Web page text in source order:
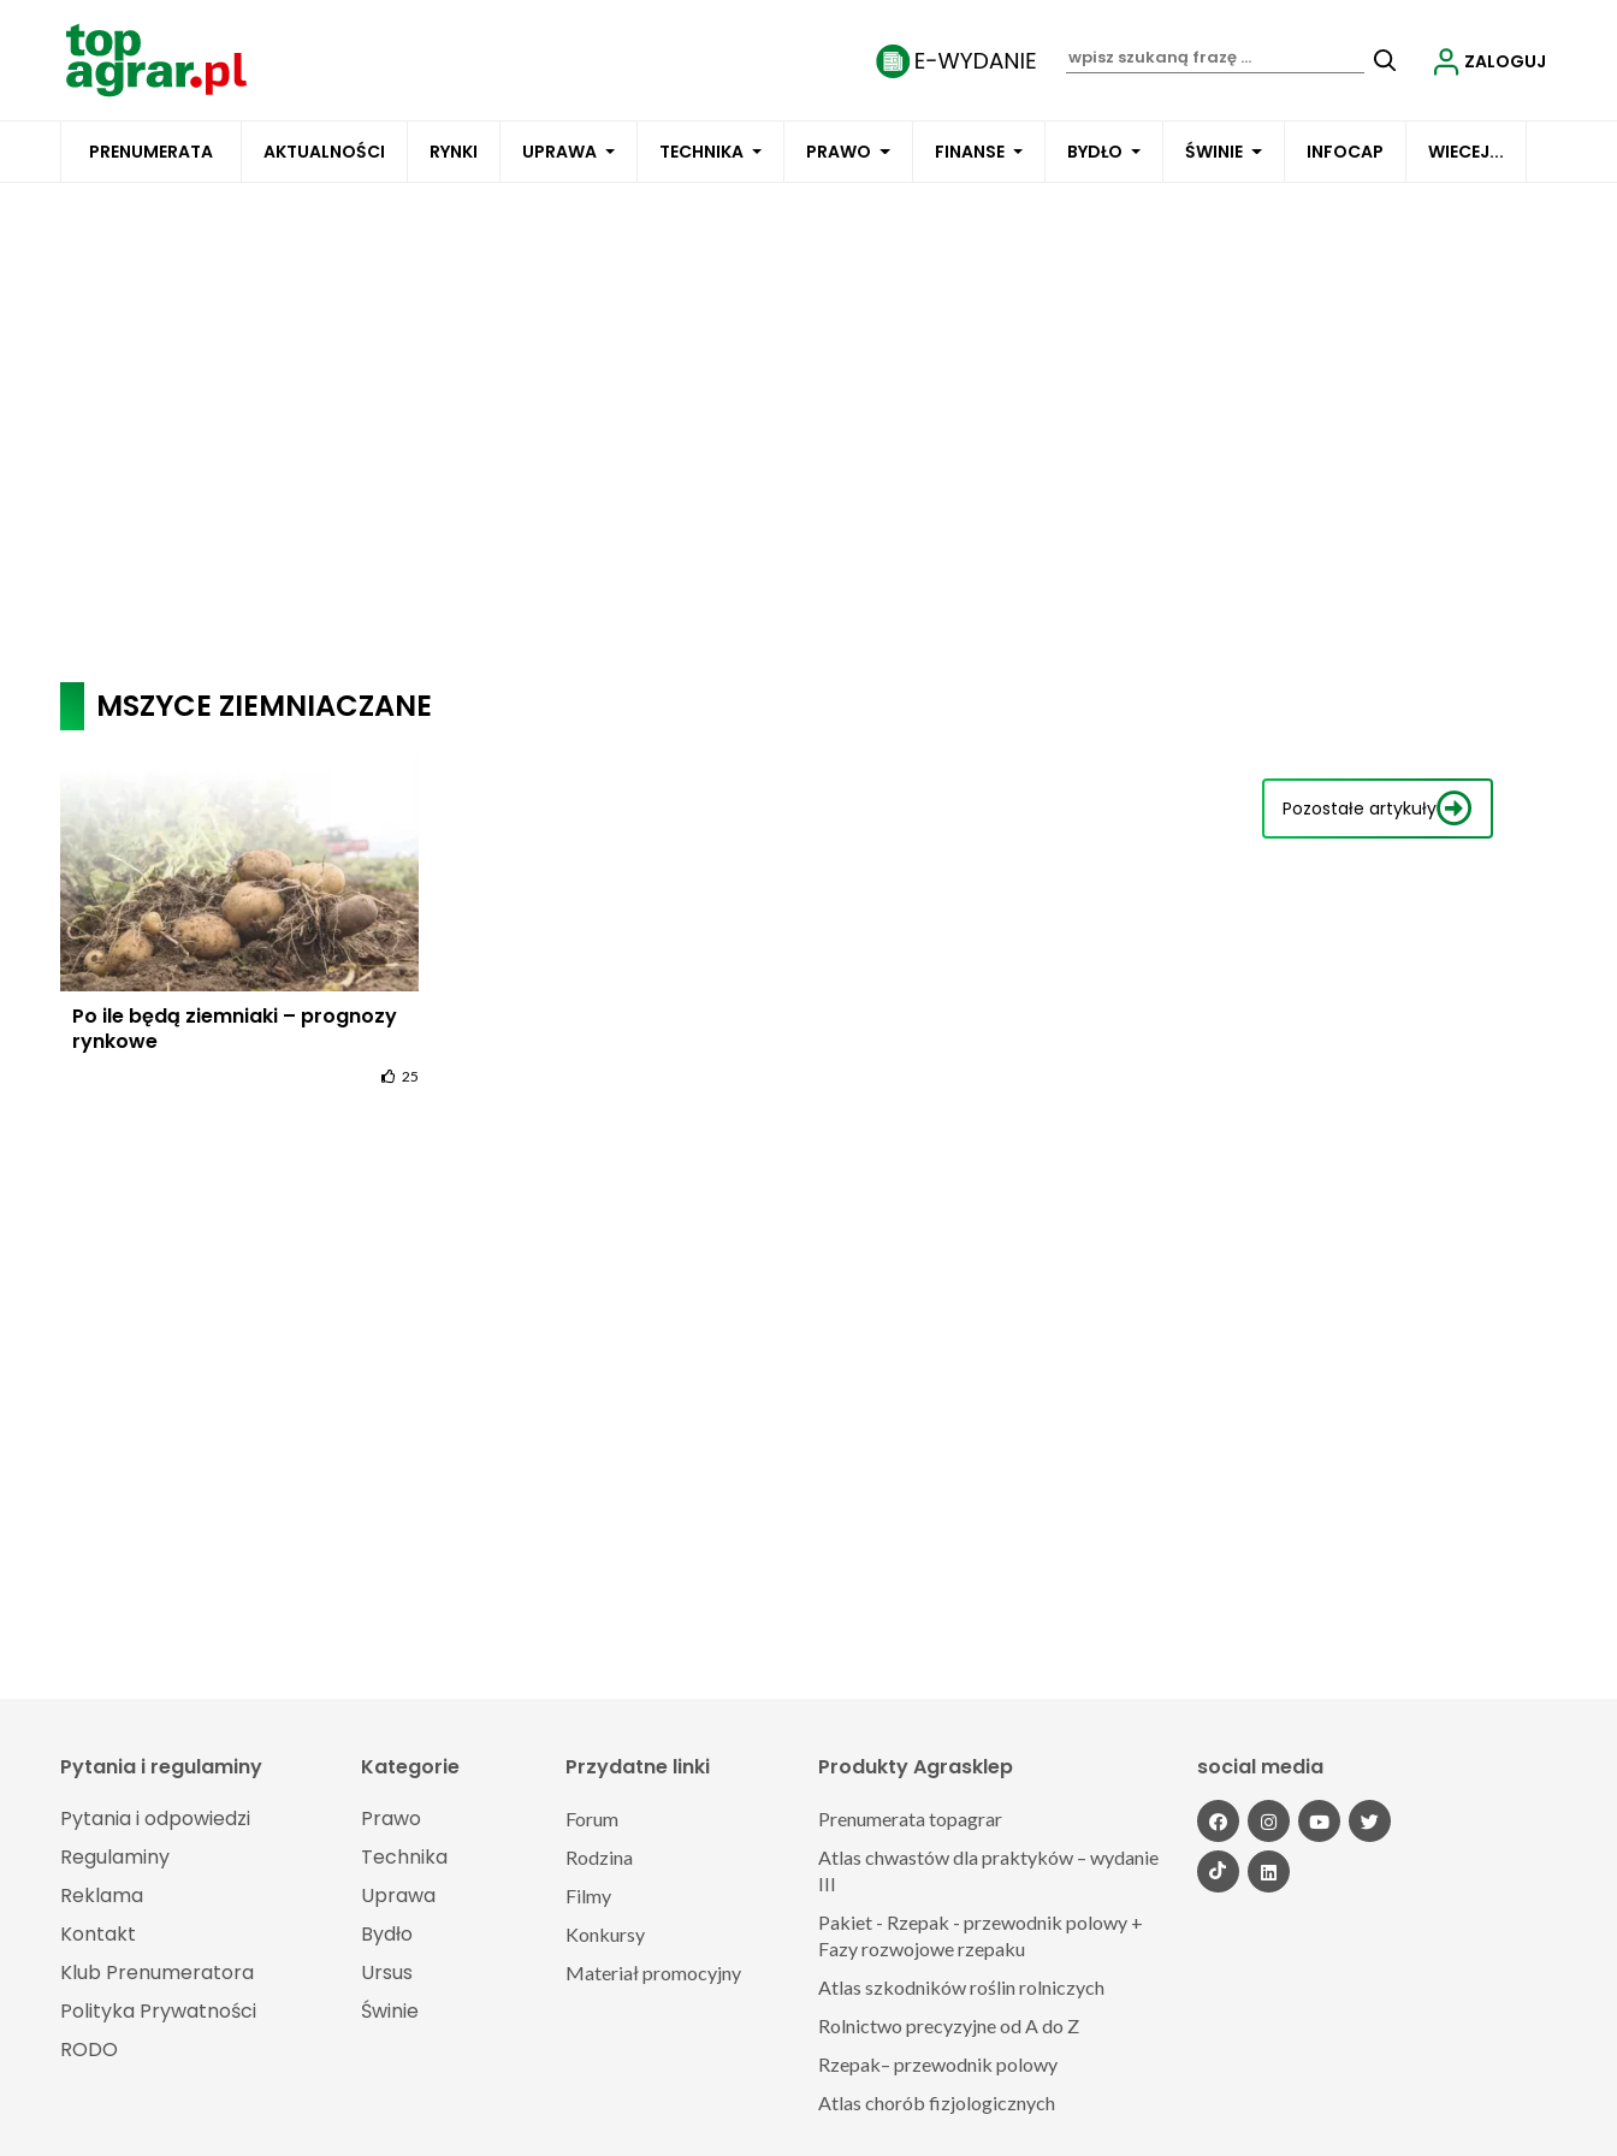
PRENUMERATA AKTUALNOŚCI RYNKI UPRAWA TECHNIKA PRAWO FINANSE BYDŁO ŚWINIE INFOCAP WIECEJ...
ZALOGUJ
MSZYCE ZIEMNIACZANE
Po ile będą ziemniaki – prognozy
rynkowe
25
Pozostałe artykuły
Pytania i regulaminy
Pytania i odpowiedzi
Regulaminy
Reklama
Kontakt
Klub Prenumeratora
Polityka Prywatności
RODO
Kategorie
Prawo
Technika
Uprawa
Bydło
Ursus
Świnie
Produkty Agrasklep
Prenumerata topagrar
Atlas chwastów dla praktyków – wydanie
III
Pakiet - Rzepak - przewodnik polowy +
Fazy rozwojowe rzepaku
Atlas szkodników roślin rolniczych
Rolnictwo precyzyjne od A do Z
Rzepak– przewodnik polowy
Atlas chorób fizjologicznych
Przydatne linki
Forum
Rodzina
Filmy
Konkursy
Materiał promocyjny
social media